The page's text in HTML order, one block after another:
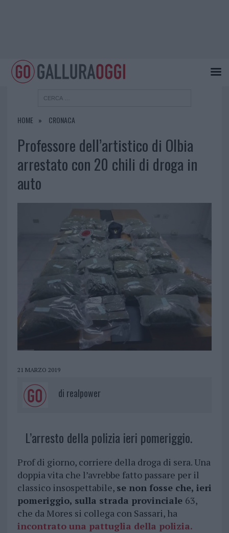
HOME CRONACA
Professore dell’artistico di Olbia
arrestato con 20 chili di droga in
auto
21 MARZO 2019
di realpower
L’arresto della polizia ieri pomeriggio.
Prof di giorno, corriere della droga di sera. Una
doppia vita che l’avrebbe fatto passare per il
classico insospettabile, se non fosse che, ieri
pomeriggio, sulla strada provinciale 63,
che da Mores si collega con Sassari, ha
incontrato una pattuglia della polizia.